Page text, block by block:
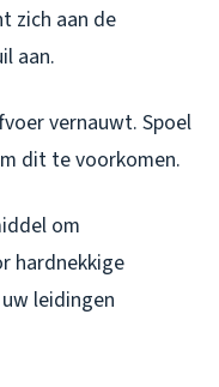
zich aan de
aan.
vernauwt. Spoel
dit te voorkomen.
om
hardnekkige
leidingen